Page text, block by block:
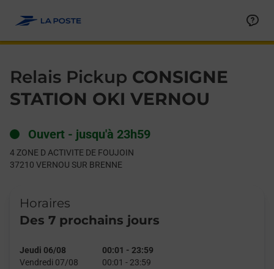
Relais Pickup CONSIGNE
STATION OKI VERNOU
Ouvert - jusqu'à 23h59
4 ZONE D ACTIVITE DE FOUJOIN
37210 VERNOU SUR BRENNE
Horaires
Des 7 prochains jours
Jeudi 06/08 00:01 - 23:59
Vendredi 07/08
00:01 - 23:59